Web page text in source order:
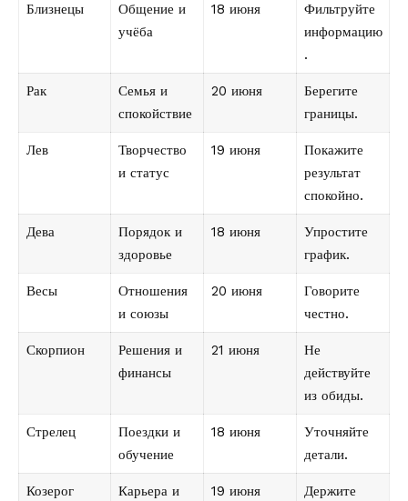
Близнецы
Общение и
учёба
18 июня
Фильтруйте
информацию
.
Рак
Семья и
спокойствие
20 июня
Берегите
границы.
Лев
Творчество
и статус
19 июня
Покажите
результат
спокойно.
Дева
Порядок и
здоровье
18 июня
Упростите
график.
Весы
Отношения
и союзы
20 июня
Говорите
честно.
Скорпион
Решения и
финансы
21 июня
Не
действуйте
из обиды.
Стрелец
Поездки и
обучение
18 июня
Уточняйте
детали.
Козерог
Карьера и
19 июня
Держите